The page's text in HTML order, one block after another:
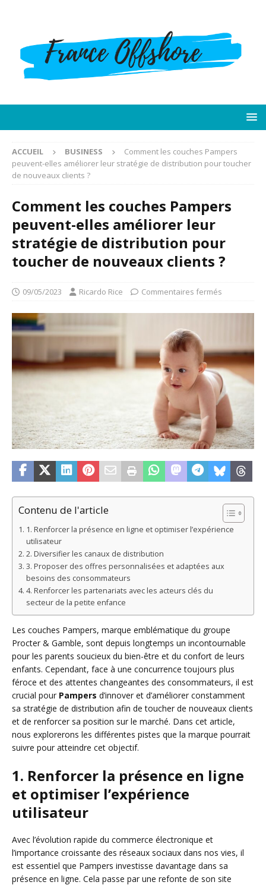
ACCUEIL BUSINESS
Comment les couches Pampers
peuvent-elles améliorer leur stratégie de distribution pour toucher
de nouveaux clients ?
Comment les couches Pampers
peuvent-elles améliorer leur
stratégie de distribution pour
toucher de nouveaux clients ?
09/05/2023 Ricardo Rice Commentaires fermés
Contenu de l'article
1. Renforcer la présence en ligne et optimiser l’expérience
utilisateur
2. Diversifier les canaux de distribution
3. Proposer des offres personnalisées et adaptées aux
besoins des consommateurs
4. Renforcer les partenariats avec les acteurs clés du
secteur de la petite enfance
Les couches Pampers, marque emblématique du groupe
Procter & Gamble, sont depuis longtemps un incontournable
pour les parents soucieux du bien-être et du confort de leurs
enfants. Cependant, face à une concurrence toujours plus
féroce et des attentes changeantes des consommateurs, il est
crucial pour Pampers d’innover et d’améliorer constamment
sa stratégie de distribution afin de toucher de nouveaux clients
et de renforcer sa position sur le marché. Dans cet article,
nous explorerons les différentes pistes que la marque pourrait
suivre pour atteindre cet objectif.
1. Renforcer la présence en ligne
et optimiser l’expérience
utilisateur
Avec l’évolution rapide du commerce électronique et
l’importance croissante des réseaux sociaux dans nos vies, il
est essentiel que Pampers investisse davantage dans sa
présence en ligne. Cela passe par une refonte de son site